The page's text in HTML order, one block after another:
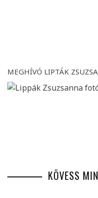
MEGHÍVÓ LIPTÁK
KÖVESS